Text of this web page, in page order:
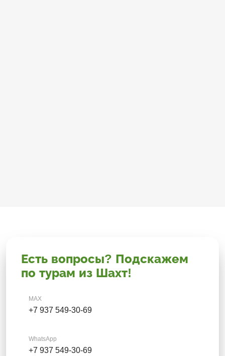
Есть вопросы? Подскажем
по турам из Шахт!
MAX
+7 937 549-30-69
WhatsApp
+7 937 549-30-69